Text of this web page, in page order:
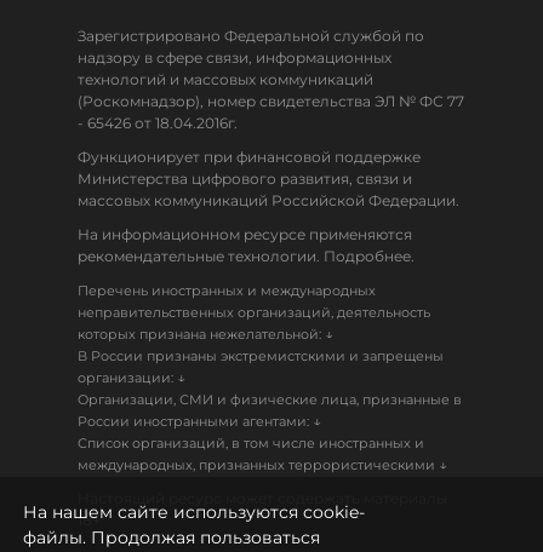
Зарегистрировано Федеральной службой по
надзору в сфере связи, информационных
технологий и массовых коммуникаций
(Роскомнадзор), номер свидетельства ЭЛ № ФС 77
- 65426 от 18.04.2016г.
Функционирует при финансовой поддержке
Министерства цифрового развития, связи и
массовых коммуникаций Российской Федерации.
На информационном ресурсе применяются
рекомендательные технологии. Подробнее.
Перечень иностранных и международных
неправительственных организаций, деятельность
которых признана нежелательной: ↓
В России признаны экстремистскими и запрещены
организации: ↓
Организации, СМИ и физические лица, признанные в
России иностранными агентами: ↓
Список организаций, в том числе иностранных и
международных, признанных террористическими ↓
18+
На нашем сайте используются cookie-
файлы. Продолжая пользоваться